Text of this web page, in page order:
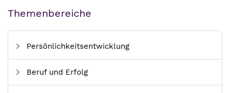
Themenbereiche
Persönlichkeitsentwicklung
Beruf und Erfolg